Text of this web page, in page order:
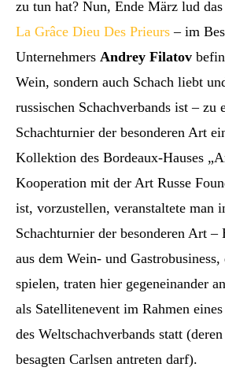
zu tun hat? Nun, Ende März lud
La Grâce Dieu Des Prieurs – im
Unternehmers Andrey Filatov
Wein, sondern auch Schach liebt
russischen Schachverbands ist – zu
Schachturnier der besonderen Art
Kollektion des Bordeaux-Hauses
Kooperation mit der Art Russe
ist, vorzustellen, veranstaltete man
Schachturnier der besonderen Art –
aus dem Wein- und Gastrobusiness,
spielen, traten hier gegeneinander
als Satellitenevent im Rahmen
des Weltschachverbands statt
besagten Carlsen antreten darf).